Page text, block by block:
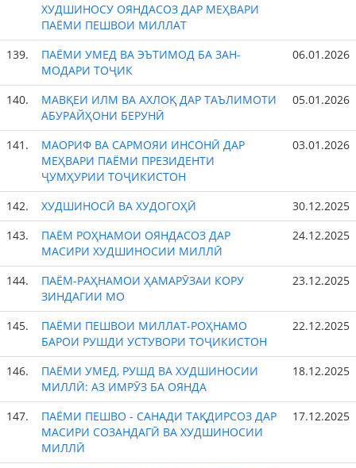
ХУДШИНОСУ ОЯНДАСОЗ ДАР МЕҲВАРИ
ПАЁМИ ПЕШВОИ МИЛЛАТ
139.
ПАЁМИ УМЕД ВА ЭЪТИМОД БА ЗАН-
МОДАРИ ТОҶИК
06.01.2026
140.
МАВҚЕИ ИЛМ ВА АХЛОҚ ДАР ТАЪЛИМОТИ
АБУРАЙҲОНИ БЕРУНӢ
05.01.2026
141.
МАОРИФ ВА САРМОЯИ ИНСОНӢ ДАР
МЕҲВАРИ ПАЁМИ ПРЕЗИДЕНТИ
ҶУМҲУРИИ ТОҶИКИСТОН
03.01.2026
142. ХУДШИНОСӢ ВА ХУДОГОҲӢ
30.12.2025
143.
ПАЁМ РОҲНАМОИ ОЯНДАСОЗ ДАР
МАСИРИ ХУДШИНОСИИ МИЛЛӢ
24.12.2025
144.
ПАЁМ-РАҲНАМОИ ҲАМАРӮЗАИ КОРУ
ЗИНДАГИИ МО
23.12.2025
145.
ПАЁМИ ПЕШВОИ МИЛЛАТ-РОҲНАМО
БАРОИ РУШДИ УСТУВОРИ ТОҶИКИСТОН
22.12.2025
146.
ПАЁМИ УМЕД, РУШД ВА ХУДШИНОСИИ
МИЛЛӢ: АЗ ИМРӮЗ БА ОЯНДА
18.12.2025
147.
ПАЁМИ ПЕШВО - САНАДИ ТАҚДИРСОЗ ДАР
МАСИРИ СОЗАНДАГӢ ВА ХУДШИНОСИИ
МИЛЛӢ
17.12.2025